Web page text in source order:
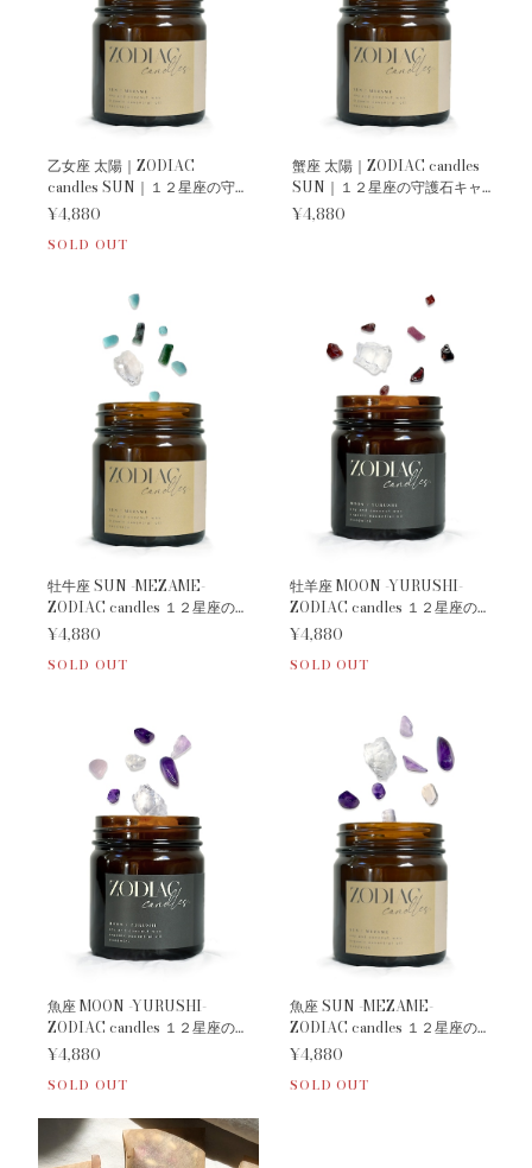
乙女座 太陽｜ZODIAC
candles SUN｜１２星座の守
護石キャンドル《 M E Z A M E
¥4,880
SOLD OUT
蟹座 太陽｜ZODIAC candles
SUN｜１２星座の守護石キャ
ンドル《 M E Z A M E 》
¥4,880
牡牛座 SUN -MEZAME-
ZODIAC candles １２星座の
守護石キャンドル
¥4,880
SOLD OUT
牡羊座 MOON -YURUSHI-
ZODIAC candles １２星座の
守護石キャンドル
¥4,880
SOLD OUT
魚座 MOON -YURUSHI-
ZODIAC candles １２星座の
守護石キャンドル
¥4,880
SOLD OUT
魚座 SUN -MEZAME-
ZODIAC candles １２星座の
守護石キャンドル
¥4,880
SOLD OUT